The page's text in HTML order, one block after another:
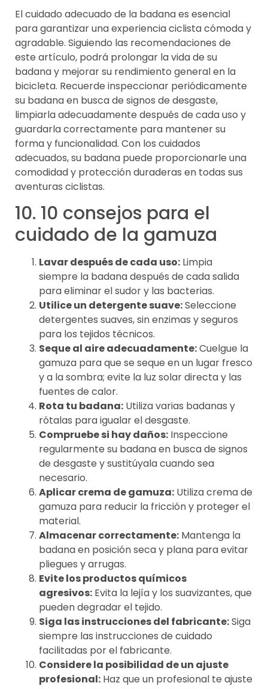
El cuidado adecuado de la badana es esencial
para garantizar una experiencia ciclista cómoda y
agradable. Siguiendo las recomendaciones de
este artículo, podrá prolongar la vida de su
badana y mejorar su rendimiento general en la
bicicleta. Recuerde inspeccionar periódicamente
su badana en busca de signos de desgaste,
limpiarla adecuadamente después de cada uso y
guardarla correctamente para mantener su
forma y funcionalidad. Con los cuidados
adecuados, su badana puede proporcionarle una
comodidad y protección duraderas en todas sus
aventuras ciclistas.
10. 10 consejos para el
cuidado de la gamuza
Lavar después de cada uso: Limpia
siempre la badana después de cada salida
para eliminar el sudor y las bacterias.
Utilice un detergente suave:Seleccione
detergentes suaves, sin enzimas y seguros
para los tejidos técnicos.
Seque al aire adecuadamente:Cuelgue la
gamuza para que se seque en un lugar fresco
y a la sombra; evite la luz solar directa y las
fuentes de calor.
Rota tu badana: Utiliza varias badanas y
rótalas para igualar el desgaste.
Compruebe si hay daños: Inspeccione
regularmente su badana en busca de signos
de desgaste y sustitúyala cuando sea
necesario.
Aplicar crema de gamuza: Utiliza crema de
gamuza para reducir la fricción y proteger el
material.
Almacenar correctamente: Mantenga la
badana en posición seca y plana para evitar
pliegues y arrugas.
Evite los productos químicos
agresivos: Evita la lejía y los suavizantes, que
pueden degradar el tejido.
Siga las instrucciones del fabricante:Siga
siempre las instrucciones de cuidado
facilitadas por el fabricante.
Considere la posibilidad de un ajuste
profesional: Haz que un profesional te ajuste